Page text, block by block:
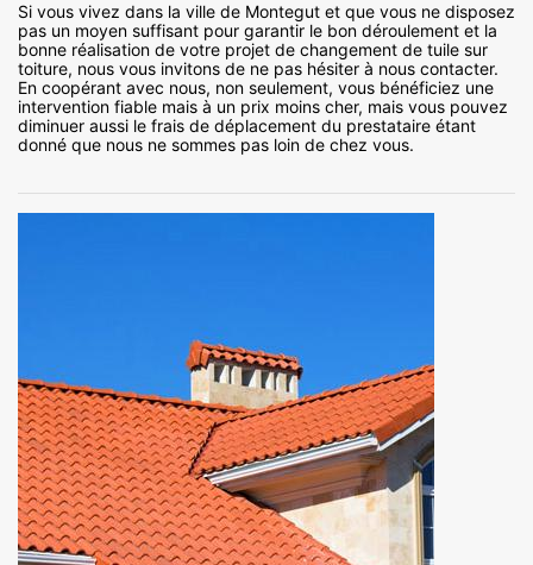
Si vous vivez dans la ville de Montegut et que vous ne disposez
pas un moyen suffisant pour garantir le bon déroulement et la
bonne réalisation de votre projet de changement de tuile sur
toiture, nous vous invitons de ne pas hésiter à nous contacter.
En coopérant avec nous, non seulement, vous bénéficiez une
intervention fiable mais à un prix moins cher, mais vous pouvez
diminuer aussi le frais de déplacement du prestataire étant
donné que nous ne sommes pas loin de chez vous.